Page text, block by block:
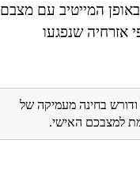
המייטיב עם מצבם
אזרחיה שנפגעו
ודורש בחינה מעמיקה של
למצבכם האישי.